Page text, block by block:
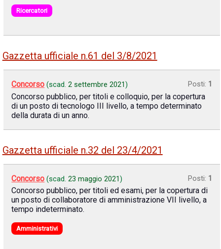
Ricercatori
Gazzetta ufficiale n.61 del 3/8/2021
Concorso (scad.2 settembre 2021) Posti: 1
Concorso pubblico, per titoli e colloquio, per la copertura
di un posto di tecnologo III livello, a tempo determinato
della durata di un anno.
Gazzetta ufficiale n.32 del 23/4/2021
Concorso (scad.23 maggio 2021) Posti: 1
Concorso pubblico, per titoli ed esami, per la copertura di
un posto di collaboratore di amministrazione VII livello, a
tempo indeterminato.
Amministrativi